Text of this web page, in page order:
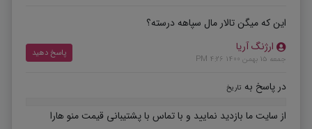
این که میگن تالار مال سپاهه درسته؟
ارژنگ آریا
جمعه 15 بهمن 1400 4:26 PM
پاسخ دهید
در پاسخ به تاریخ
از سایت ما بازدید نمایید و با تماس با پشتیبانی قیمت منو هارا